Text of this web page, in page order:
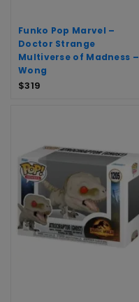
Funko Pop Marvel –
Doctor Strange
Multiverse of Madness –
Wong
$319